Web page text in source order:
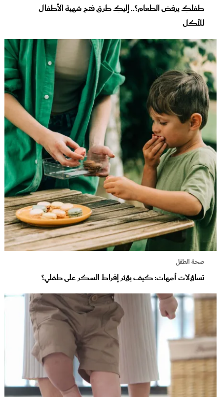
طفلكِ يرفض الطعام؟.. إليكِ طرق فتح شهية الأطفال
للأكل
صحة الطفل
تساؤلات أمهات: كيف يؤثر إفراط السكر على طفلي؟